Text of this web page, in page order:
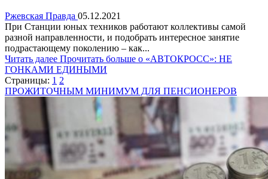
Ржевская Правда 05.12.2021
При Станции юных техников работают коллективы самой
разной направленности, и подобрать интересное занятие
подрастающему поколению – как...
Читать далее Прочитать больше о «АВТОКРОСС»: НЕ
ГОНКАМИ ЕДИНЫМИ
Страницы: 1 2
ПРОЖИТОЧНЫМ МИНИМУМ ДЛЯ ПЕНСИОНЕРОВ